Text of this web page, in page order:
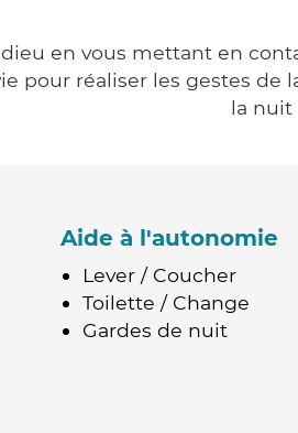
en vous mettant en
pour réaliser les gestes
la nuit
Aide à l'autonomie
Lever / Coucher
Toilette / Change
Gardes de nuit